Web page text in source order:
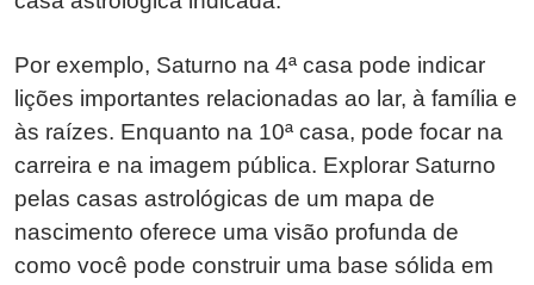
Por exemplo, Saturno na 4ª casa pode indicar
lições importantes relacionadas ao lar, à família e
às raízes. Enquanto na 10ª casa, pode focar na
carreira e na imagem pública. Explorar Saturno
pelas casas astrológicas de um mapa de
nascimento oferece uma visão profunda de
como você pode construir uma base sólida em